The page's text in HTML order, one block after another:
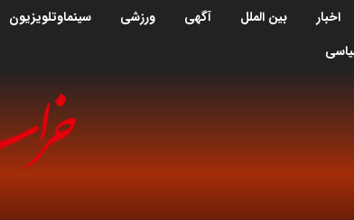
اخبار بین الملل آگهی ورزشی سینماوتلویزیون